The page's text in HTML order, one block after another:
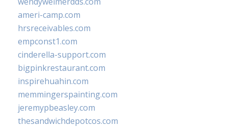
ameri-camp.com
hrsreceivables.com
empconst1.com
cinderella-support.com
bigpinkrestaurant.com
inspirehuahin.com
memmingerspainting.com
jeremypbeasley.com
thesandwichdepotcos.com